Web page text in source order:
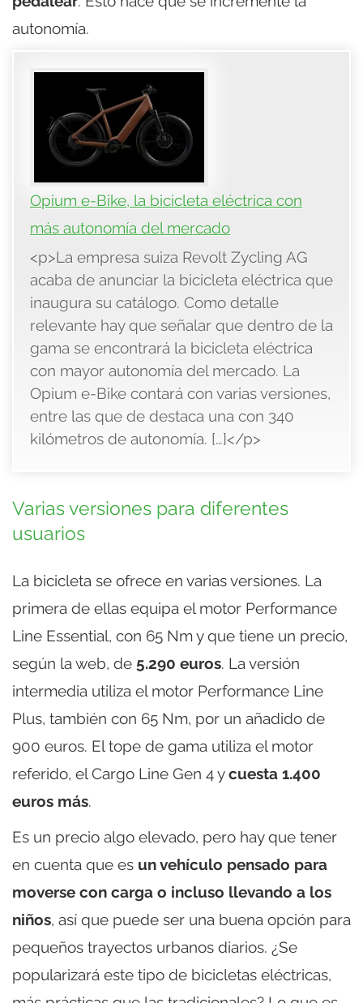
autonomía.
Opium e-Bike, la bicicleta eléctrica con
más autonomía del mercado
<p>La empresa suiza Revolt Zycling AG
acaba de anunciar la bicicleta eléctrica que
inaugura su catálogo. Como detalle
relevante hay que señalar que dentro de la
gama se encontrará la bicicleta eléctrica
con mayor autonomía del mercado. La
Opium e-Bike contará con varias versiones,
entre las que de destaca una con 340
kilómetros de autonomía. […]</p>
Varias versiones para diferentes
usuarios
La bicicleta se ofrece en varias versiones. La
primera de ellas equipa el motor Performance
Line Essential, con 65 Nm y que tiene un precio,
según la web, de 5.290 euros. La versión
intermedia utiliza el motor Performance Line
Plus, también con 65 Nm, por un añadido de
900 euros. El tope de gama utiliza el motor
referido, el Cargo Line Gen 4 ycuesta 1.400
euros más.
Es un precio algo elevado, pero hay que tener
en cuenta que es un vehículo pensado para
moverse con carga o incluso llevando a los
niños, así que puede ser una buena opción para
pequeños trayectos urbanos diarios. ¿Se
popularizará este tipo de bicicletas eléctricas,